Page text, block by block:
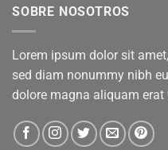
SOBRE NOSOTROS
Lorem ipsum dolor sit
sed diam nonummy nibh
dolore magna aliquam erat